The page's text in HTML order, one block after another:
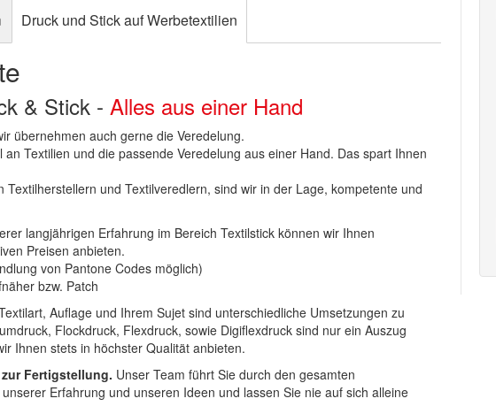
Druck und Stick auf Werbetextilien
& Stick -Alles aus einer Hand
übernehmen auch gerne die Veredelung.
Textilien und die passende Veredelung aus einer Hand. Das spart Ihnen
und Textilveredlern, sind wir in der Lage, kompetente und
langjährigen Erfahrung im Bereich Textilstick können wir Ihnen
Preisen anbieten.
von Pantone Codes möglich)
bzw. Patch
Auflage und Ihrem Sujet sind unterschiedliche Umsetzungen zu
Flockdruck, Flexdruck, sowie Digiflexdruck sind nur ein Auszug
Ihnen stets in höchster Qualität anbieten.
Fertigstellung. Unser Team führt Sie durch den gesamten
Erfahrung und unseren Ideen und lassen Sie nie auf sich alleine